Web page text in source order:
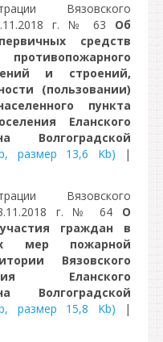
Вязовского
г. № 63 Об
средств
и строений,
(пользовании)
пункта
Еланского
Волгоградской
размер 13,6 Kb) |
Вязовского
г. № 64 О
граждан в
мер пожарной
Вязовского
Еланского
Волгоградской
размер 15,8 Kb) |